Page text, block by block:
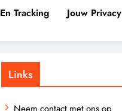
Tracking Jouw Privacy
Links